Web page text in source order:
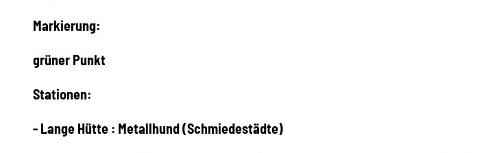
Markierung:
grüner Punkt
Stationen:
- Lange Hütte : Metallhund (Schmiedestädte)